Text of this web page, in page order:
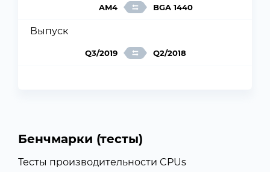
AM4 BGA 1440
Выпуск
Q3/2019 Q2/2018
Бенчмарки (тесты)
Тесты производительности CPUs